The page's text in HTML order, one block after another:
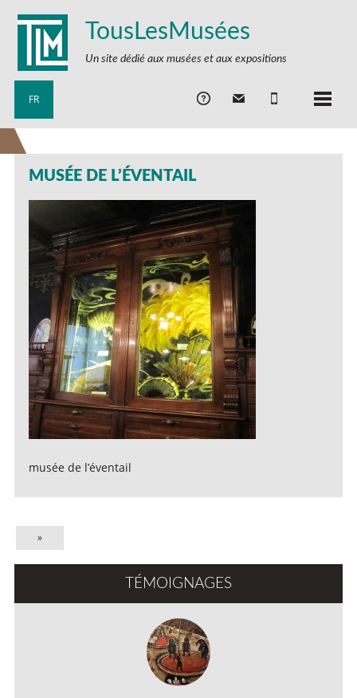
TousLesMusées
Un site dédié aux musées et aux expositions
FR
MUSÉE DE L’ÉVENTAIL
musée de l’éventail
»
TÉMOIGNAGES